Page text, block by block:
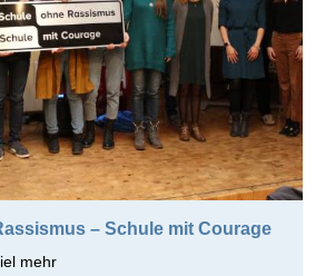
– Schule mit Courage
mehr